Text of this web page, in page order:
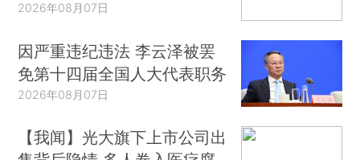
2026年08月07日
因严重违纪违法 李云泽被罢
免第十四届全国人大代表职务
2026年08月07日
【我闻】光大旗下上市公司出